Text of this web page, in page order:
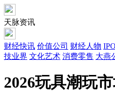
天脉资讯
财经快讯 价值公司 财经人物
技业界 文化艺术 消费零售 大燕
2026玩具潮玩